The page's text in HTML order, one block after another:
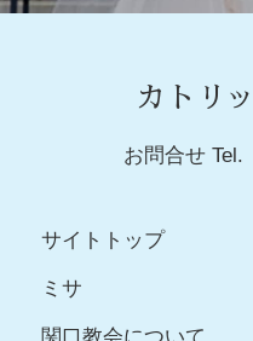
カトリ
お問合せ Tel.
サイトトップ
ミサ